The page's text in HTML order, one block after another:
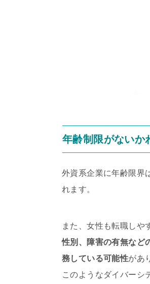
年齢制限がないか
外資系企業に年齢限界
れます。
また、女性も転職しや
性別、障害の有無など
務している可能性があ
このようなダイバーシ